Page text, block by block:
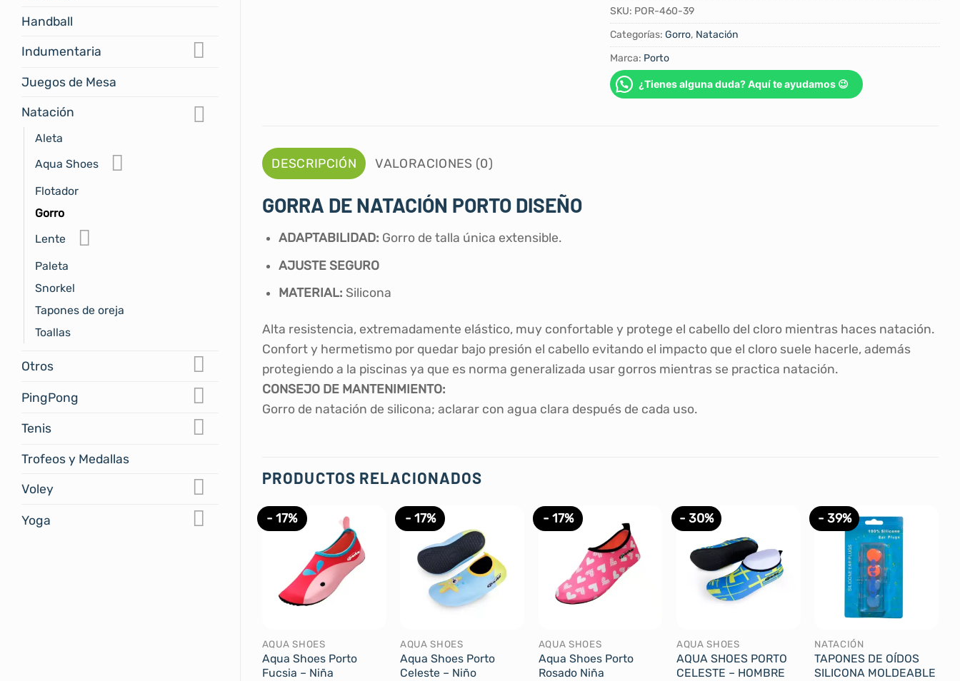
Handball
Indumentaria
Juegos de Mesa
Natación
Aleta
Aqua Shoes
Flotador
Gorro
Lente
Paleta
Snorkel
Tapones de oreja
Toallas
Otros
PingPong
Tenis
Trofeos y Medallas
Voley
Yoga
SKU: POR-460-39
Categorías: Gorro, Natación
Marca: Porto
¿Tienes alguna duda? Aquí te ayudamos 😉
DESCRIPCIÓN VALORACIONES (0)
GORRA DE NATACIÓN PORTO DISEÑO
ADAPTABILIDAD: Gorro de talla única extensible.
AJUSTE SEGURO
MATERIAL: Silicona
Alta resistencia, extremadamente elástico, muy confortable y protege el cabello del cloro mientras haces natación.
Confort y hermetismo por quedar bajo presión el cabello evitando el impacto que el cloro suele hacerle, además
protegiendo a la piscinas ya que es norma generalizada usar gorros mientras se practica natación.
CONSEJO DE MANTENIMIENTO:
Gorro de natación de silicona; aclarar con agua clara después de cada uso.
PRODUCTOS RELACIONADOS
- 17%
AQUA SHOES
Aqua Shoes Porto
Fucsia – Niña
- 17%
AQUA SHOES
Aqua Shoes Porto
Celeste – Niño
- 17%
AQUA SHOES
Aqua Shoes Porto
Rosado Niña
- 30%
AQUA SHOES
AQUA SHOES PORTO
CELESTE – HOMBRE
- 39%
NATACIÓN
TAPONES DE OÍDOS
SILICONA MOLDEABLE